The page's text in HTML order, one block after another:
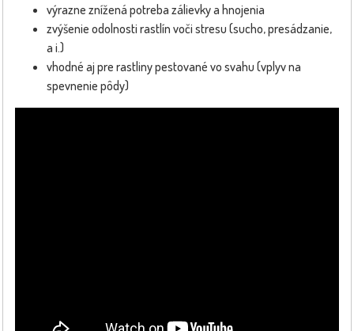
výrazne znížená potreba zálievky a hnojenia
zvýšenie odolnosti rastlín voči stresu (sucho, presádzanie,
a i.)
vhodné aj pre rastliny pestované vo svahu (vplyv na
spevnenie pôdy)